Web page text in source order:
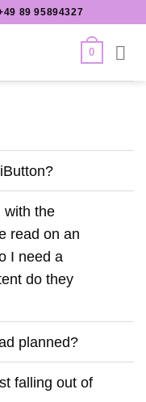
89 95894327
0
with the
read on an
I need a
do they
planned?
falling out of